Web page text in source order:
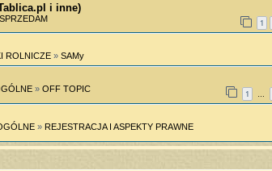
i inne)
1
SPRZEDAM
ROLNICZE » SAMy
1 …
» OFF TOPIC
» REJESTRACJA I ASPEKTY PRAWNE